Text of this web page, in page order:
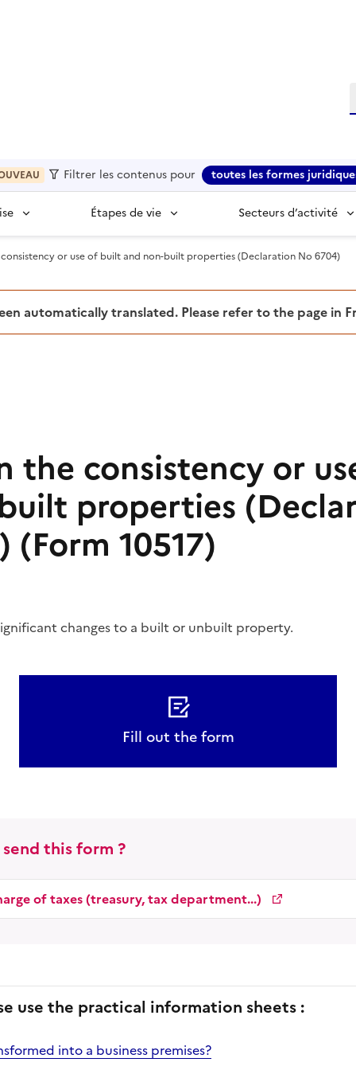
Filtrer les contenus pour toutes les formes
Étapes de vie Secteurs d’activité
or use of built and non-built properties (Declaration No 6704)
automatically translated. Please refer to the page in
the consistency or
properties
(Form 10517)
changes to a built or unbuilt property.
Fill out the form
this form ?
of taxes (treasury, tax department...)
use the practical information sheets :
into a business premises?